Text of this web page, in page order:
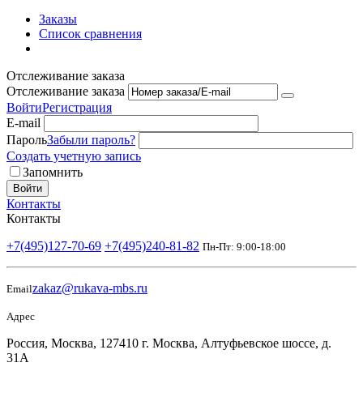
Заказы
Список сравнения
Отслеживание заказа
Отслеживание заказа
ВойтиРегистрация
E-mail
ПарольЗабыли пароль?
Создать учетную запись
Запомнить
Войти
Контакты
Контакты
+7(495)127-70-69 +7(495)240-81-82 Пн-Пт: 9:00-18:00
Emailzakaz@rukava-mbs.ru
Адрес
Россия, Москва, 127410 г. Москва, Алтуфьевское шоссе, д.
31А